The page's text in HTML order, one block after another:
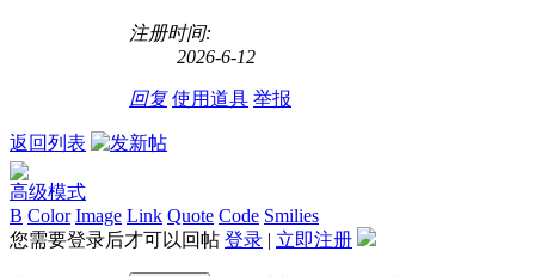
注册时间:
2026-6-12
回复 使用道具 举报
返回列表
高级模式
B Color Image Link Quote Code Smilies
您需要登录后才可以回帖 登录 | 立即注册